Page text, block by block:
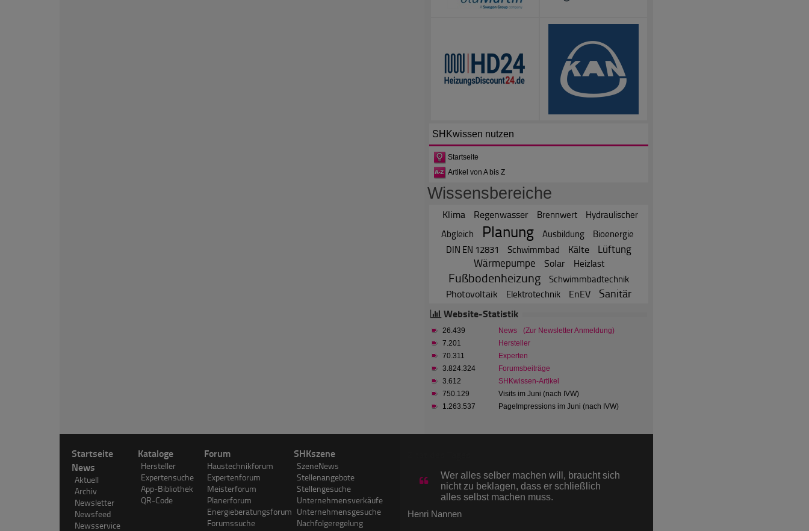
SHKwissen nutzen
Startseite
Artikel von A bis Z
Wissensbereiche
Klima Regenwasser Brennwert
Hydraulischer
Abgleich
Planung Ausbildung
Bioenergie
DIN EN 12831
Schwimmbad Kälte
Lüftung
Wärmepumpe
Solar Heizlast
Fußbodenheizung Schwimmbadtechnik
Photovoltaik Elektrotechnik EnEV Sanitär
Website-Statistik
26.439 News
(Zur Newsletter Anmeldung)
7.201
Hersteller
70.311
Experten
3.824.324
Forumsbeiträge
3.612
SHKwissen-Artikel
750.129
Visits im Juni (nach IVW)
1.263.537
PageImpressions im Juni (nach IVW)
Startseite
News
Aktuell
Archiv
Newsletter
Newsfeed
Newsservice
Kataloge
Hersteller
Expertensuche
App-Bibliothek
QR-Code
Forum
Haustechnikforum
Expertenforum
Meisterforum
Planerforum
Energieberatungsforum
Forumssuche
SHKszene
SzeneNews
Stellenangebote
Stellengesuche
Unternehmensverkäufe
Unternehmensgesuche
Nachfolgeregelung
Wer alles selber machen will, braucht sich
nicht zu beklagen, dass er schließlich
alles selbst machen muss.
Henri Nannen